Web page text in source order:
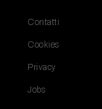
Contatti
Cookies
Privacy
Jobs